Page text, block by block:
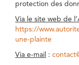
protection des
Via le site web de
https://
une-plainte
Via e-mail :